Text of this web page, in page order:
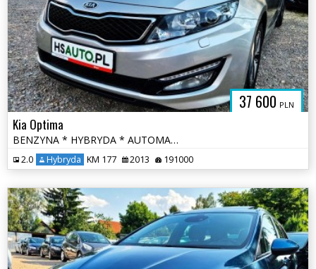
37 600 PLN
Kia Optima
BENZYNA * HYBRYDA * AUTOMAT * atrakcyjny wygląd * super * okazja
2.0 Hybryda KM 177 2013 191000